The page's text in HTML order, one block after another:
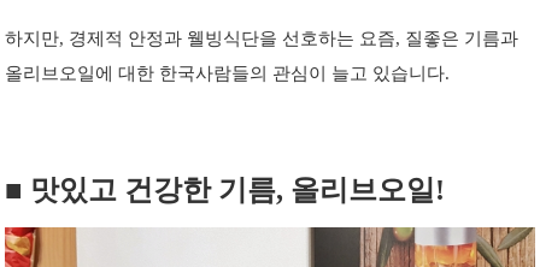
하지만, 경제적 안정과 웰빙식단을 선호하는 요즘, 질좋은 기름과
올리브오일에 대한 한국사람들의 관심이 늘고 있습니다.
■ 맛있고 건강한 기름, 올리브오일!